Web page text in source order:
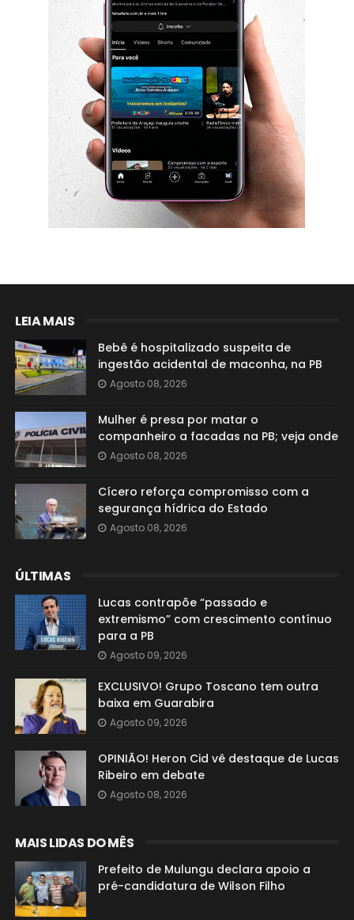
LEIA MAIS
Bebê é hospitalizado suspeita de
ingestão acidental de maconha, na PB
Agosto 08, 2026
Mulher é presa por matar o
companheiro a facadas na PB; veja onde
Agosto 08, 2026
Cícero reforça compromisso com a
segurança hídrica do Estado
Agosto 08, 2026
ÚLTIMAS
Lucas contrapõe “passado e
extremismo” com crescimento contínuo
para a PB
Agosto 09, 2026
EXCLUSIVO! Grupo Toscano tem outra
baixa em Guarabira
Agosto 09, 2026
OPINIÃO! Heron Cid vê destaque de Lucas
Ribeiro em debate
Agosto 08, 2026
MAIS LIDAS DO MÊS
Prefeito de Mulungu declara apoio a
pré-candidatura de Wilson Filho